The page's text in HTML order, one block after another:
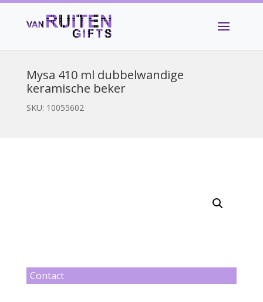
Mysa 410 ml dubbelwandige
keramische beker
SKU: 10055602
Contact